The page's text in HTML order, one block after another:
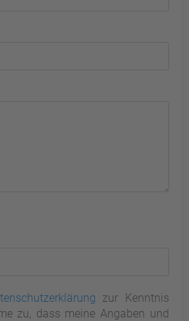
zur Kenntnis
zu, dass meine Angaben und